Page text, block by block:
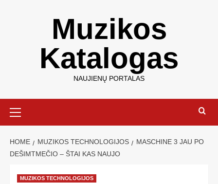
Muzikos
Katalogas
NAUJIENŲ PORTALAS
HOME MUZIKOS TECHNOLOGIJOS
MASCHINE 3 JAU PO
DEŠIMTMEČIO – ŠTAI KAS NAUJO
MUZIKOS TECHNOLOGIJOS